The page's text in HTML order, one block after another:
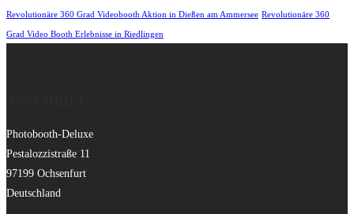
Revolutionäre 360 Grad Videobooth Aktion in Dießen am Ammersee Revolutionäre 360
Grad Video Booth Erlebnisse in Riedlingen
Photobooth-Deluxe
Pestalozzistraße 11
97199 Ochsenfurt
Deutschland